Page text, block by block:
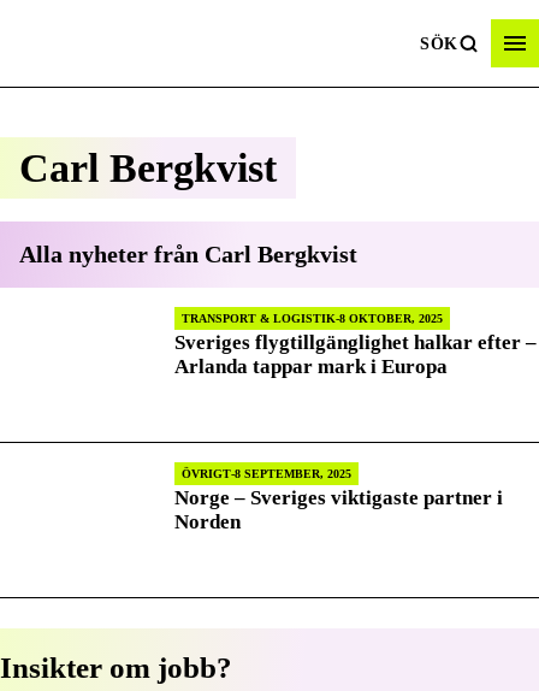
SÖK
Carl Bergkvist
Alla nyheter från Carl Bergkvist
TRANSPORT & LOGISTIK 8 OKTOBER, 2025
Sveriges flygtillgänglighet halkar efter –
Arlanda tappar mark i Europa
ÖVRIGT 8 SEPTEMBER, 2025
Norge – Sveriges viktigaste partner i
Norden
Insikter om jobb?